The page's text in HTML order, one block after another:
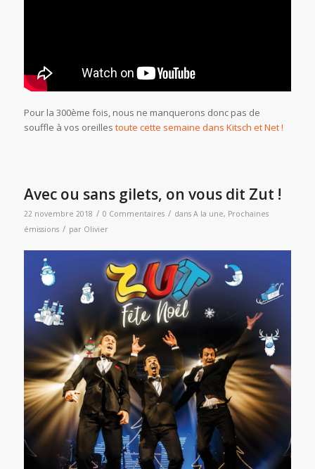
Pour la 300ème fois, nous ne manquerons donc pas de
souffle à vos oreilles toute cette semaine dans Kitsch et Net !
Avec ou sans gilets, on vous dit Zut !
22 novembre 2018 / 0 Commentaires / dans A la une, Prochaines
émissions / par Olivier